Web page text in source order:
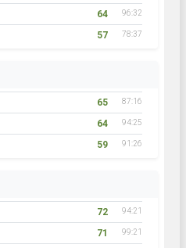
64 96:32
57 78:37
65 87:16
64 94:25
59 91:26
72 94:21
71 99:21